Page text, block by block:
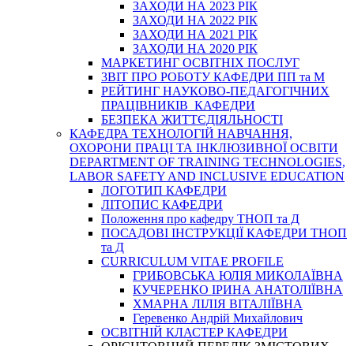
ЗАХОДИ НА 2023 РІК
ЗАХОДИ НА 2022 РІК
ЗАХОДИ НА 2021 РІК
ЗАХОДИ НА 2020 РІК
МАРКЕТИНГ ОСВІТНІХ ПОСЛУГ
3BIT ПРО РОБОТУ КАФЕДРИ ПП та М
РЕЙТИНГ НАУКОВО-ПЕДАГОГІЧНИХ
ПРАЦІВНИКІВ КАФЕДРИ
БЕЗПЕКА ЖИТТЄДІЯЛЬНОСТІ
КАФЕДРА ТЕХНОЛОГІЙ НАВЧАННЯ,
ОХОРОНИ ПРАЦІ ТА ІНКЛЮЗИВНОЇ ОСВІТИ
DEPARTMENT OF TRAINING TECHNOLOGIES,
LABOR SAFETY AND INCLUSIVE EDUCATION
ЛОГОТИП КАФЕДРИ
ЛІТОПИС КАФЕДРИ
Положення про кафедру ТНОП та Д
ПОСАДОВІ ІНСТРУКЦІЇ КАФЕДРИ ТНОП
та Д
CURRICULUM VITAE PROFILE
ГРИБОВСЬКА ЮЛІЯ МИКОЛАЇВНА
КУЧЕРЕНКО ІРИНА АНАТОЛІЇВНА
ХМАРНА ЛІЛІЯ ВІТАЛІЇВНА
Геревенко Андрій Михайлович
ОСВІТНІЙ КЛАСТЕР КАФЕДРИ